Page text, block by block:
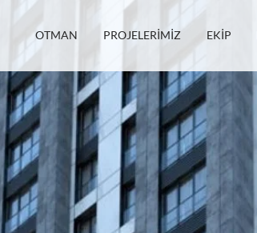
OTMAN PROJELERİMİZ EKİP